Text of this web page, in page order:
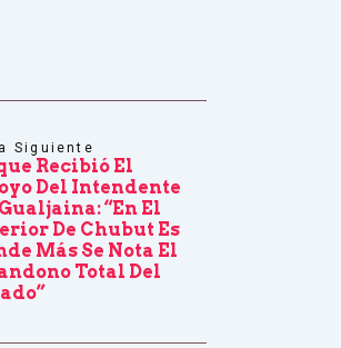
Siguiente
Recibió El
Del Intendente
“En El
De Chubut Es
Más Se Nota El
Total Del